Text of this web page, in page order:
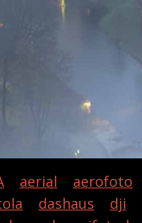
aerial aerofoto
dashaus dji